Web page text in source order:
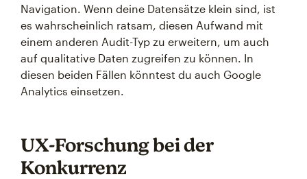
Navigation. Wenn deine Datensätze klein sind, ist
es wahrscheinlich ratsam, diesen Aufwand mit
einem anderen Audit-Typ zu erweitern, um auch
auf qualitative Daten zugreifen zu können. In
diesen beiden Fällen könntest du auch Google
Analytics einsetzen.
UX-Forschung bei der
Konkurrenz